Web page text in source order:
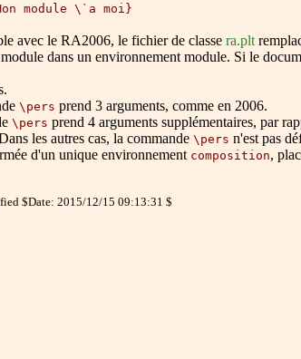
module \`a moi}
avec le RA2006, le fichier de classe ra.plt
dans un environnement module. Si le
\pers prend 3 arguments, comme en 2006.
\pers prend 4 arguments supplémentaires, par
les autres cas, la commande \pers n'est pas
d'un unique environnement composition,
$Date: 2015/12/15 09:13:31 $